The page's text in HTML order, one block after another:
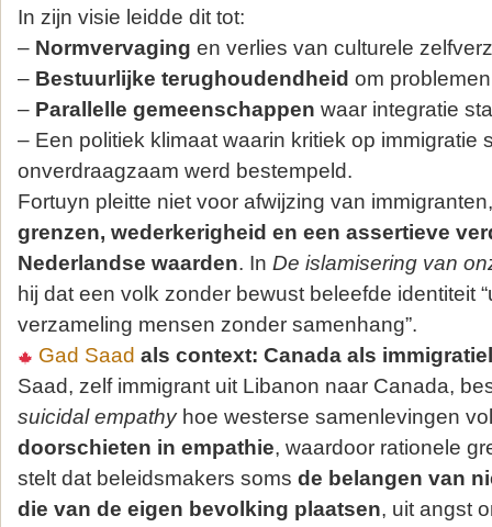
In zijn visie leidde dit tot:
– Normvervaging en verlies van culturele
– Bestuurlijke terughoudendheid om
– Parallelle gemeenschappen waar integratie
– Een politiek klimaat waarin kritiek op immigratie
onverdraagzaam werd bestempeld.
Fortuyn pleitte niet voor afwijzing van
grenzen, wederkerigheid en een assertieve
Nederlandse waarden. In De islamisering van
hij dat een volk zonder bewust beleefde identiteit
verzameling mensen zonder samenhang”.
Gad Saad als context: Canada als
Saad, zelf immigrant uit Libanon naar Canada,
suicidal empathyhoe westerse samenlevingen
doorschieten in empathie, waardoor rationele
stelt dat beleidsmakers soms de belangen van
die van de eigen bevolking plaatsen, uit angst